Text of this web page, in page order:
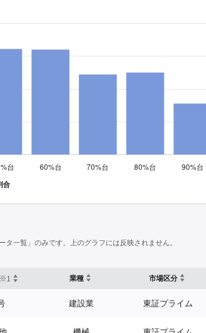
一覧」のみです。上のグラフには反映されません。
※1 業種 市場区分
建設業 東証プライム